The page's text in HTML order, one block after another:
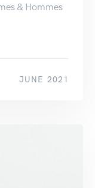
& Hommes
JUNE 2021